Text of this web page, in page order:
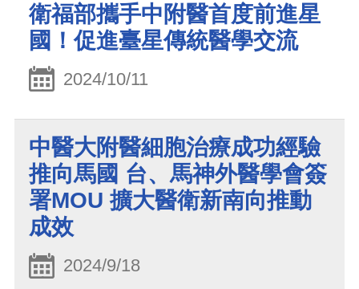
衛福部攜手中附醫首度前進星
國！促進臺星傳統醫學交流
2024/10/11
中醫大附醫細胞治療成功經驗
推向馬國 台、馬神外醫學會簽
署MOU 擴大醫衛新南向推動
成效
2024/9/18